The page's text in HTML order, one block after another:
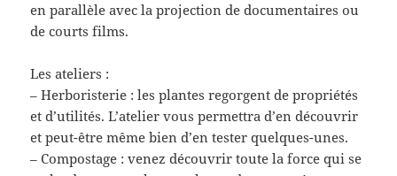
en parallèle avec la projection de documentaires ou
de courts films.
Les ateliers :
– Herboristerie : les plantes regorgent de propriétés
et d’utilités. L’atelier vous permettra d’en découvrir
et peut-être même bien d’en tester quelques-unes.
– Compostage : venez découvrir toute la force qui se